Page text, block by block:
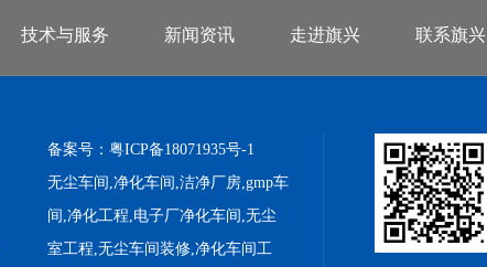
技术与服务 新闻资讯 走进旗兴 联系旗兴
备案号： 粤ICP备18071935号-1
无尘车间,净化车间,洁净厂房,gmp车
间,净化工程,电子厂净化车间,无尘
室工程,无尘车间装修,净化车间工